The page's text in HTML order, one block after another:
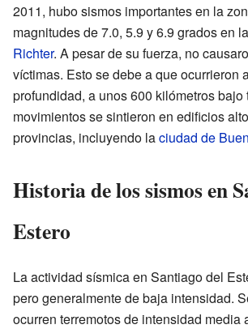
2011, hubo sismos importantes en la
magnitudes de 7.0, 5.9 y 6.9 grados en la
Richter. A pesar de su fuerza, no
víctimas. Esto se debe a que ocurrieron
profundidad, a unos 600 kilómetros bajo
movimientos se sintieron en edificios
provincias, incluyendo laciudad de
Historia de los sismos en
Estero
La actividad sísmica en Santiago del
pero generalmente de baja intensidad.
ocurren terremotos de intensidad media